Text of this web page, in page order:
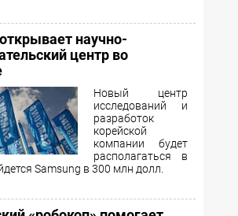
научно-
центр во
Новый центр
исследований и
разработок
корейской
компании будет
располагаться в
Samsung в 300 млн долл.